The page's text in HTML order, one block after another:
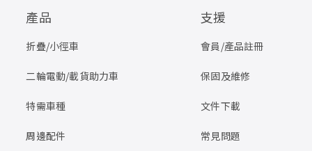
產品
折疊/小徑車
二輪電動/載貨助力車
特需車種
周邊配件
支援
會員/產品註冊
保固及維修
文件下載
常見問題